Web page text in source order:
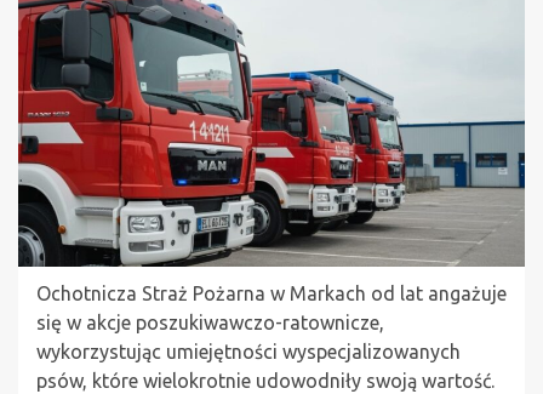
Ochotnicza Straż Pożarna w Markach od lat angażuje
się w akcje poszukiwawczo-ratownicze,
wykorzystując umiejętności wyspecjalizowanych
psów, które wielokrotnie udowodniły swoją wartość.